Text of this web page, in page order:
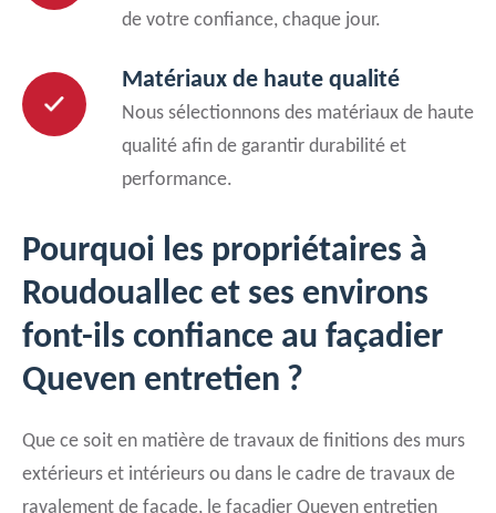
de votre confiance, chaque jour.
Matériaux de haute qualité
Nous sélectionnons des matériaux de haute
qualité afin de garantir durabilité et
performance.
Pourquoi les propriétaires à
Roudouallec et ses environs
font-ils confiance au façadier
Queven entretien ?
Que ce soit en matière de travaux de finitions des murs
extérieurs et intérieurs ou dans le cadre de travaux de
ravalement de façade, le façadier Queven entretien